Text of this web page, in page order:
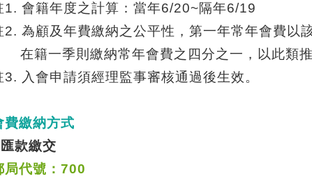
1. 會籍年度之計算：當年6/20~隔年6/19
2. 為顧及年費繳納之公平性，第一年常年會費以
在籍一季則繳納常年會費之四分之一，以此類推
3. 入會申請須經理監事審核通過後生效。
費繳納方式
匯款繳交
局代號： 700